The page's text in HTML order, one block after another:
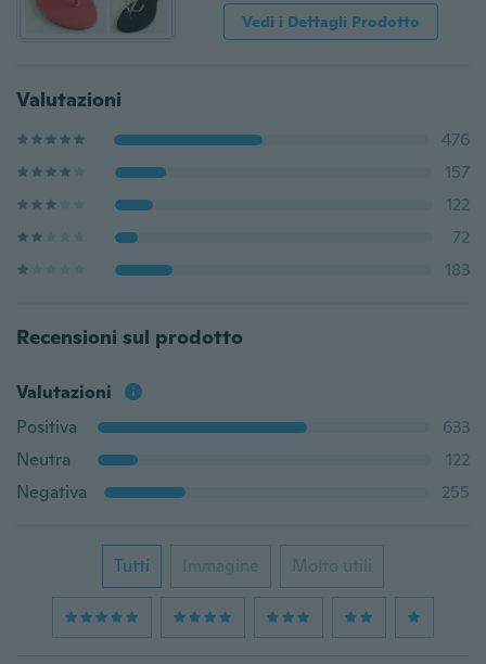
Vedi i Dettagli Prodotto
Valutazioni
476
157
122
72
183
Recensioni sul prodotto
Valutazioni
Positiva
633
Neutra
122
Negativa
255
Tutti Immagine Molto utili